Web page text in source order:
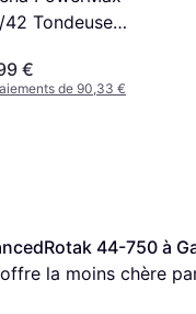
42 Tondeuse
€
de 90,33 €
44-750 à
la moins chère